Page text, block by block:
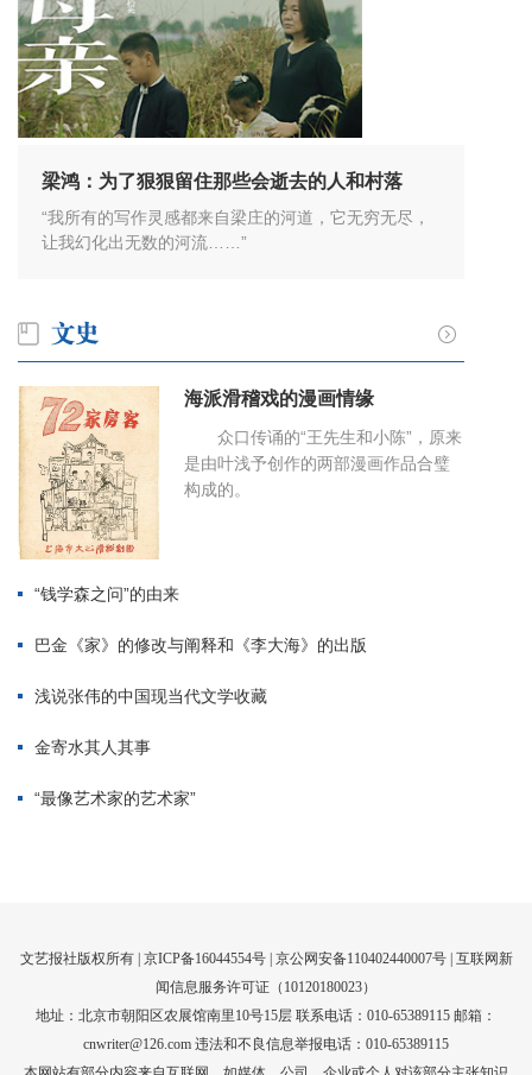
文艺报社版权所有 | 京ICP备16044554号| 京公网安备110402440007号 | 互联网新
闻信息服务许可证（10120180023）
地址：北京市朝阳区农展馆南里10号15层 联系电话：010-65389115 邮箱：
cnwriter@126.com 违法和不良信息举报电话：010-65389115